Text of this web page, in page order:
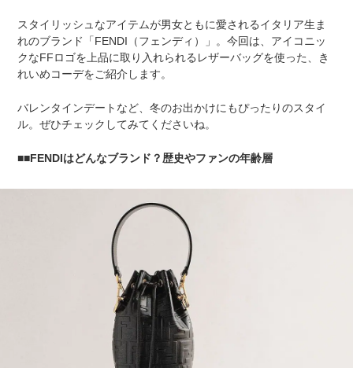
スタイリッシュなアイテムが男女ともに愛されるイタリア生ま
れのブランド「FENDI（フェンディ）」。今回は、アイコニッ
クなFFロゴを上品に取り入れられるレザーバッグを使った、き
れいめコーデをご紹介します。
バレンタインデートなど、冬のお出かけにもぴったりのスタイ
ル。ぜひチェックしてみてくださいね。
■FENDIはどんなブランド？歴史やファンの年齢層